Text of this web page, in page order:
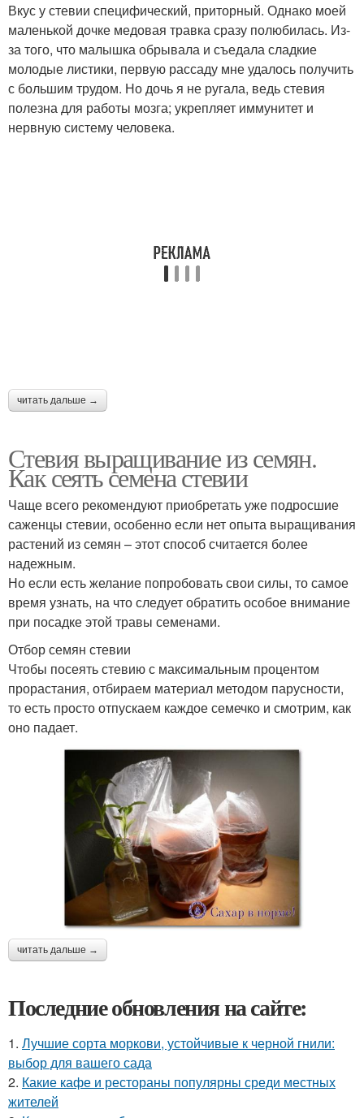
Вкус у стевии специфический, приторный. Однако моей
маленькой дочке медовая травка сразу полюбилась. Из-
за того, что малышка обрывала и съедала сладкие
молодые листики, первую рассаду мне удалось получить
с большим трудом. Но дочь я не ругала, ведь стевия
полезна для работы мозга; укрепляет иммунитет и
нервную систему человека.
читать дальше →
Стевия выращивание из семян.
Как сеять семена стевии
Чаще всего рекомендуют приобретать уже подросшие
саженцы стевии, особенно если нет опыта выращивания
растений из семян – этот способ считается более
надежным.
Но если есть желание попробовать свои силы, то самое
время узнать, на что следует обратить особое внимание
при посадке этой травы семенами.
Отбор семян стевии
Чтобы посеять стевию с максимальным процентом
прорастания, отбираем материал методом парусности,
то есть просто отпускаем каждое семечко и смотрим, как
оно падает.
читать дальше →
Последние обновления на сайте:
1. Лучшие сорта моркови, устойчивые к черной гнили:
выбор для вашего сада
2. Какие кафе и рестораны популярны среди местных
жителей